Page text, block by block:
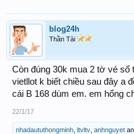
blog24h
Thần Tài
Còn đúng 30k mua 2 tờ vé số
vietllot k biết chiều sau đây a
cái B 168 dùm em. em hổng
22/1/17
nhadaututhongminh ltvltv anhnguyet